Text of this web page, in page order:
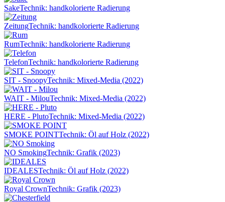
SakeTechnik: handkolorierte Radierung
ZeitungTechnik: handkolorierte Radierung
RumTechnik: handkolorierte Radierung
TelefonTechnik: handkolorierte Radierung
SIT - SnoopyTechnik: Mixed-Media (2022)
WAIT - MilouTechnik: Mixed-Media (2022)
HERE - PlutoTechnik: Mixed-Media (2022)
SMOKE POINTTechnik: Öl auf Holz (2022)
NO SmokingTechnik: Grafik (2023)
IDEALESTechnik: Öl auf Holz (2022)
Royal CrownTechnik: Grafik (2023)